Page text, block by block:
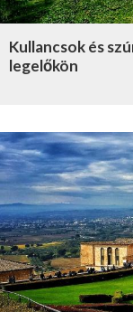
Kullancsok és
legelőkön